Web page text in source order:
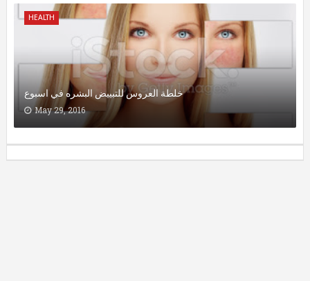
HEALTH
خلطة العروس للتبييض البشره في اسبوع
May 29, 2016